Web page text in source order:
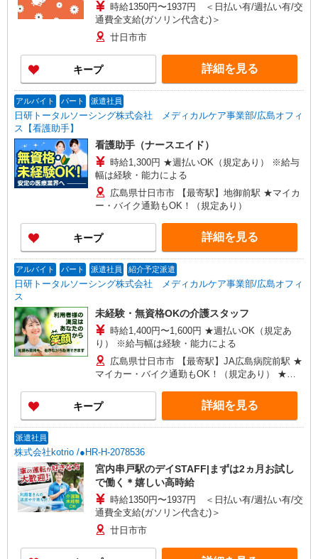
時給1350円〜1937円 ＜日払い有/週払い有/交
通費全支給(ガソリン代含む)＞
廿日市市
キープ 詳細を見る
アルバイト パート 派遣社員
日研トータルソーシング株式会社 メディカルケア事業部/広島オフィ
ス【看護助手】
看護助手（ナースエイド）
時給1,300円 ★週払いOK（規定あり） ※給与
幅は経験・能力による
広島県廿日市市 【最寄駅】地御前駅 ★マイカ
ー・バイク通勤もOK！（規定あり）
キープ 詳細を見る
アルバイト パート 派遣社員 紹介予定派遣
日研トータルソーシング株式会社 メディカルケア事業部/広島オフィ
ス
未経験・無資格OKの介護スタッフ
時給1,400円〜1,600円 ★週払いOK（規定あ
り） ※給与幅は経験・能力による
広島県廿日市市 【最寄駅】JA広島病院前駅 ★
マイカー・バイク通勤もOK！（規定あり） ★勤
など、お好きな勤務地をお選び下さい！！
キープ 詳細を見る
派遣社員
株式会社kotrio /●HR-H-2078536
宮内串戸駅のデイSTAFF|まずは2ヵ月お試し
で働く＊嬉しい高時給
時給1350円〜1937円 ＜日払い有/週払い有/交
通費全支給(ガソリン代含む)＞
廿日市市